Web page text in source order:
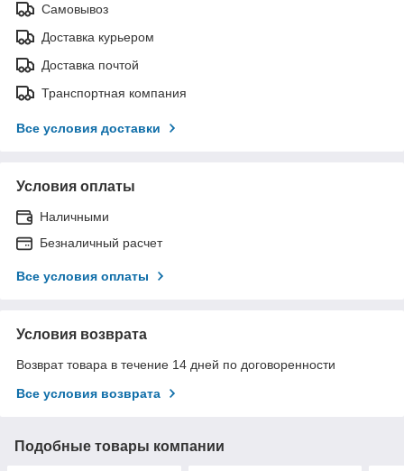
Самовывоз
Доставка курьером
Доставка почтой
Транспортная компания
Все условия доставки
Условия оплаты
Наличными
Безналичный расчет
Все условия оплаты
Условия возврата
Возврат товара в течение 14 дней по договоренности
Все условия возврата
Подобные товары компании